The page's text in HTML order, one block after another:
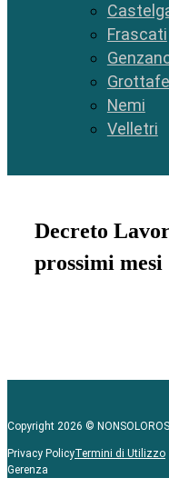
Frascati
Nemi
Velletri
Decreto
prossimi mesi
Copyright 2026 ©
Privacy PolicyTermini di Utilizzo
Gerenza